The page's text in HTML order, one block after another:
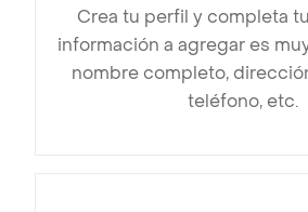
Crea tu perfil y completa
información a agregar es
nombre completo,
teléfono, etc.